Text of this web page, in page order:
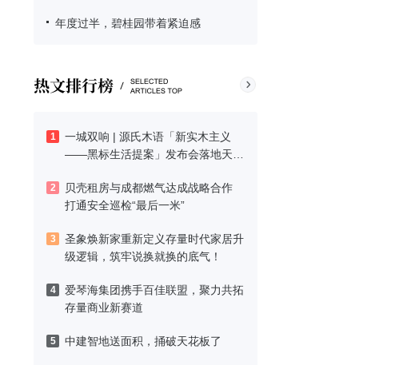
年度过半，碧桂园带着紧迫感
1
一城双响 | 源氏木语「新实木主义
——黑标生活提案」发布会落地天
2
贝壳租房与成都燃气达成战略合作
打通安全巡检“最后一米”
3
圣象焕新家重新定义存量时代家居升
级逻辑，筑牢说换就换的底气！
4
爱琴海集团携手百佳联盟，聚力共拓
存量商业新赛道
5 中建智地送面积，捅破天花板了